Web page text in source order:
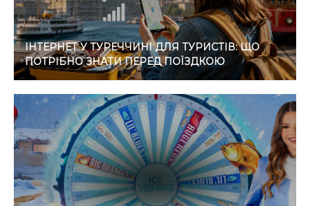
ІНТЕРНЕТ У ТУРЕЧЧИНІ ДЛЯ ТУРИСТІВ: ЩО
ПОТРІБНО ЗНАТИ ПЕРЕД ПОЇЗДКОЮ